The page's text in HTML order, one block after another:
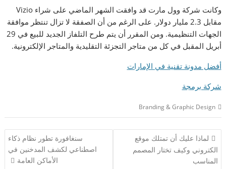
وكانت شركة وول مارت قد وافقت الشهر الماضي على شراء Vizio
مقابل 2.3 مليار دولار. على الرغم من أن الصفقة لا تزال تنتظر موافقة
الجهات التنظيمية. ومن المقرر أن يتم طرح التلفاز الجديد للبيع في 29
أبريل المقبل في كل من متاجر التجزئة التقليدية والمتاجر الإلكترونية.
أفضل مدونة تقنية في الإمارات
شركة برمجة
Branding & Graphic Design
تصفّح
المقالات
لماذا عليك أن تمتلك موقع
الكتروني وكيف تختار المصمم
المناسب
سنغافورة تطور نظام ذكاء
اصطناعي لكشف المدخنين في
الأماكن العامة